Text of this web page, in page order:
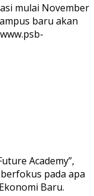
mulai November
baru akan
Academy”,
pada apa
Baru.